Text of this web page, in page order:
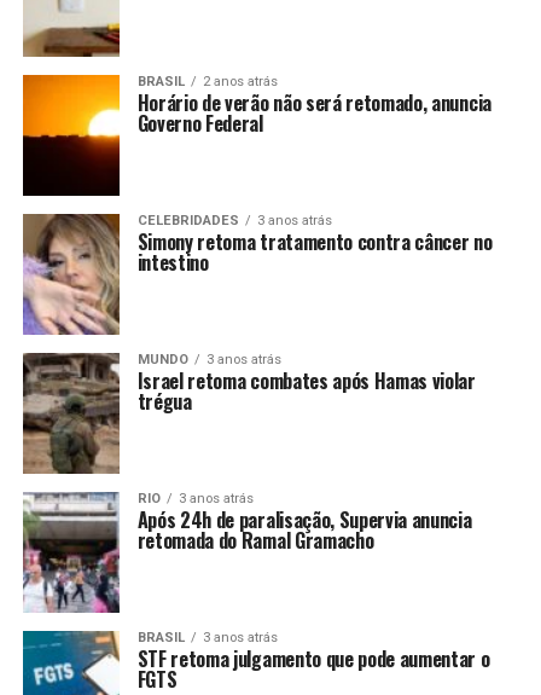
BRASIL 2 anos atrás
Horário de verão não será retomado, anuncia
Governo Federal
CELEBRIDADES 3 anos atrás
Simony retoma tratamento contra câncer no
intestino
MUNDO 3 anos atrás
Israel retoma combates após Hamas violar
trégua
RIO 3 anos atrás
Após 24h de paralisação, Supervia anuncia
retomada do Ramal Gramacho
BRASIL 3 anos atrás
STF retoma julgamento que pode aumentar o
FGTS